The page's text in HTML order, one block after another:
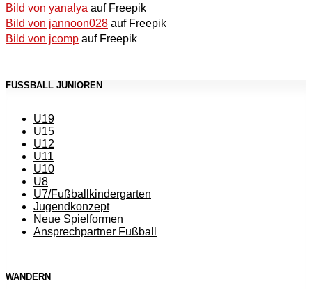
Bild von yanalya auf Freepik
Bild von jannoon028 auf Freepik
Bild von jcomp auf Freepik
FUSSBALL JUNIOREN
U19
U15
U12
U11
U10
U8
U7/Fußballkindergarten
Jugendkonzept
Neue Spielformen
Ansprechpartner Fußball
WANDERN